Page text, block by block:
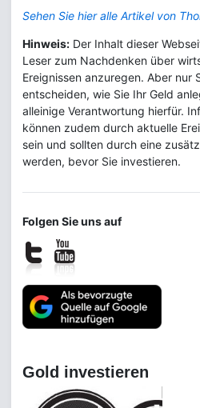
Sehen Sie hier alle Artikel von
Hinweis: Der Inhalt dieser
Leser zum Nachdenken über
Ereignissen anzuregen. Aber nur
entscheiden, wie Sie Ihr Geld
alleinige Verantwortung hierfür.
können zudem durch aktuelle
sein und sollten durch eine
werden, bevor Sie investieren.
Folgen Sie uns auf
Gold investieren